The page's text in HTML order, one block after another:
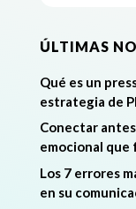
ÚLTIMAS
Qué es un
estrategia de
Conectar
emocional que
Los 7 errores
en su